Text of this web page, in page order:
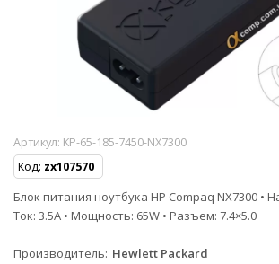
Артикул: KP-65-185-7450-NX7300
Код: zx107570
Блок питания ноутбука HP Compaq NX7300 •
Ток: 3.5A • Мощность: 65W • Разъем: 7.4×5.0
Производитель Hewlett Packard